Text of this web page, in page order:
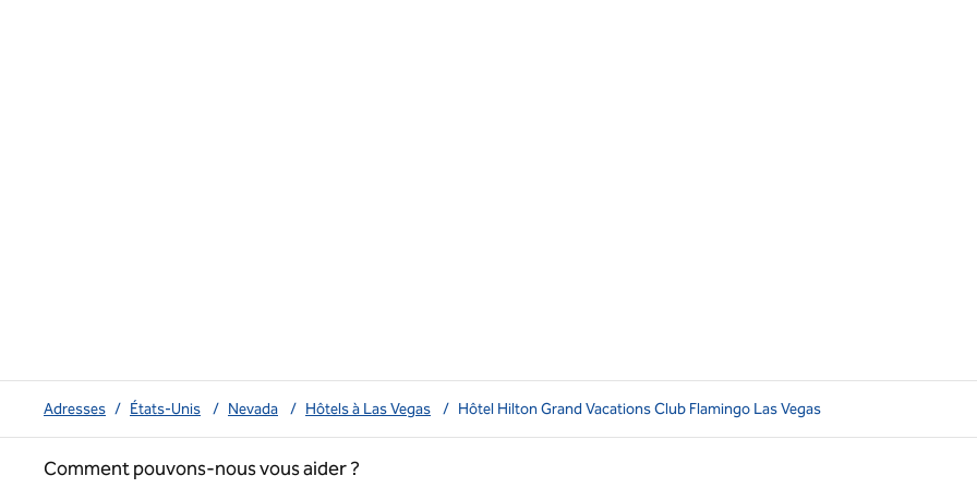
Adresses / États-Unis / Nevada / Hôtels à Las Vegas / Hôtel Hilton Grand Vacations Club Flamingo Las Vegas
Comment pouvons-nous vous aider ?